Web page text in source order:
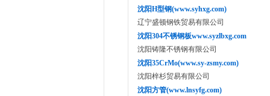
沈阳H型钢(www.syhxg.com)
辽宁盛顿钢铁贸易有限公司
沈阳304不锈钢板www.syzlbxg.com
沈阳铸隆不锈钢有限公司
沈阳35CrMo(www.sy-zsmy.com)
沈阳梓杉贸易有限公司
沈阳方管(www.lnsyfg.com)